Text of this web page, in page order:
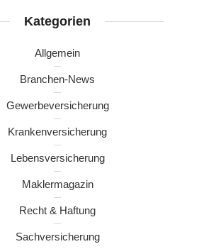
Kategorien
Allgemein
Branchen-News
Gewerbeversicherung
Krankenversicherung
Lebensversicherung
Maklermagazin
Recht & Haftung
Sachversicherung